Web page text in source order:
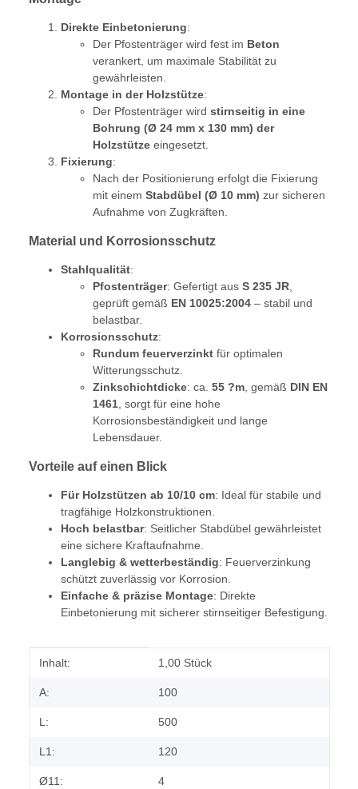
Direkte Einbetonierung:
Der Pfostenträger wird fest im Beton
verankert, um maximale Stabilität zu
gewährleisten.
Montage in der Holzstütze:
Der Pfostenträger wird stirnseitig in eine
Bohrung (Ø 24 mm x 130 mm) der
Holzstütze eingesetzt.
Fixierung:
Nach der Positionierung erfolgt die Fixierung
mit einem Stabdübel (Ø 10 mm) zur sicheren
Aufnahme von Zugkräften.
Material und Korrosionsschutz
Stahlqualität:
Pfostenträger: Gefertigt aus S 235 JR
geprüft gemäß EN 10025:2004 – stabil und
belastbar.
Korrosionsschutz:
Rundum feuerverzinkt für optimalen
Witterungsschutz.
Zinkschichtdicke: ca. 55 ?m , gemäß DIN EN
1461 , sorgt für eine hohe
Korrosionsbeständigkeit und lange
Lebensdauer.
Vorteile auf einen Blick
Für Holzstützen ab 10/10 cm: Ideal für stabile und
tragfähige Holzkonstruktionen.
Hoch belastbar: Seitlicher Stabdübel gewährleistet
eine sichere Kraftaufnahme.
Langlebig & wetterbeständig: Feuerverzinkung
schützt zuverlässig vor Korrosion.
Einfache & präzise Montage: Direkte
Einbetonierung mit sicherer stirnseitiger Befestigung.
Produkteigenschaft
Wert
Inhalt: 1,00 Stück
A: 100
L: 500
L1: 120
Ø11: 4